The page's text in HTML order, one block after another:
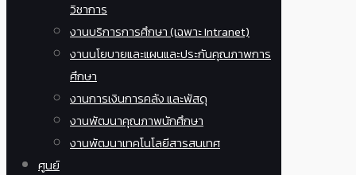
วิชาการ
งานบริการการศึกษา (เฉพาะ Intranet)
งานนโยบายและแผนและประกันคุณภาพการ
ศึกษา
งานการเงินการคลัง และพัสดุ
งานพัฒนาคุณภาพนักศึกษา
งานพัฒนาเทคโนโลยีสารสนเทศ
ศูนย์